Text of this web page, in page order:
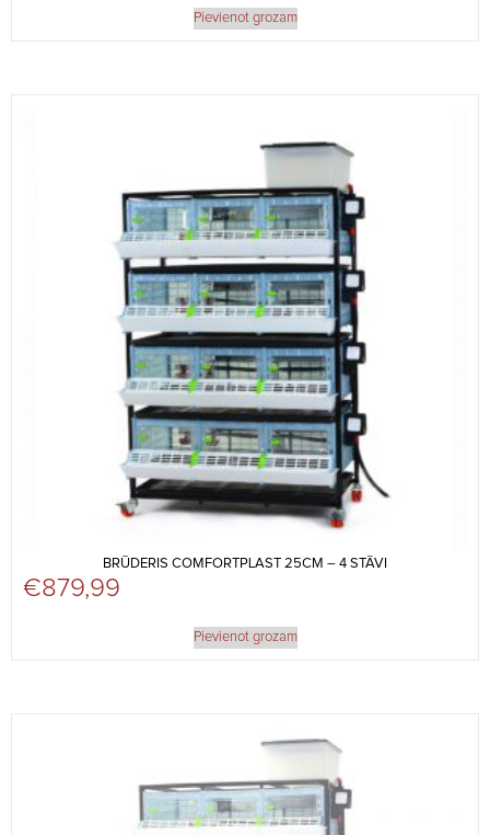
Pievienot grozam
BRŪDERIS COMFORTPLAST 25CM – 4 STĀVI
€879,99
Pievienot grozam